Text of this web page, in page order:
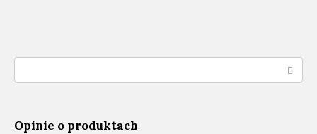
Opinie o produktach